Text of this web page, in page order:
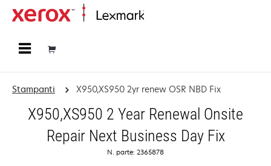
Stampanti X950,XS950 2yr renew OSR NBD Fix
X950,XS950 2 Year Renewal Onsite
Repair Next Business Day Fix
N. parte: 2365878